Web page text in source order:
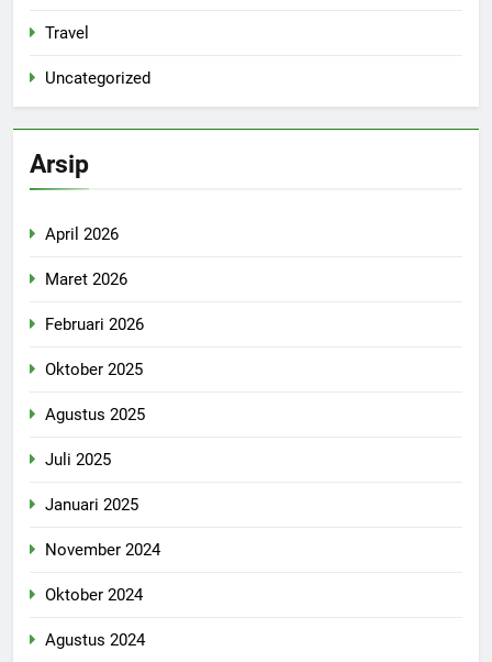
Travel
Uncategorized
Arsip
April 2026
Maret 2026
Februari 2026
Oktober 2025
Agustus 2025
Juli 2025
Januari 2025
November 2024
Oktober 2024
Agustus 2024